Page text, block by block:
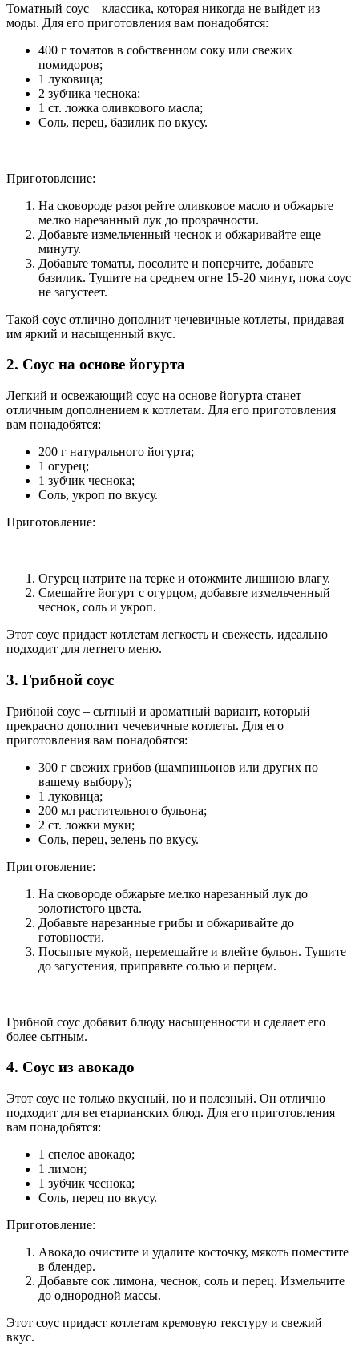
Томатный соус – классика, которая никогда не выйдет из
моды. Для его приготовления вам понадобятся:
400 г томатов в собственном соку или свежих
помидоров;
1 луковица;
2 зубчика чеснока;
1 ст. ложка оливкового масла;
Соль, перец, базилик по вкусу.
Приготовление:
На сковороде разогрейте оливковое масло и обжарьте
мелко нарезанный лук до прозрачности.
Добавьте измельченный чеснок и обжаривайте еще
минуту.
Добавьте томаты, посолите и поперчите, добавьте
базилик. Тушите на среднем огне 15-20 минут, пока соус
не загустеет.
Такой соус отлично дополнит чечевичные котлеты, придавая
им яркий и насыщенный вкус.
2. Соус на основе йогурта
Легкий и освежающий соус на основе йогурта станет
отличным дополнением к котлетам. Для его приготовления
вам понадобятся:
200 г натурального йогурта;
1 огурец;
1 зубчик чеснока;
Соль, укроп по вкусу.
Приготовление:
Огурец натрите на терке и отожмите лишнюю влагу.
Смешайте йогурт с огурцом, добавьте измельченный
чеснок, соль и укроп.
Этот соус придаст котлетам легкость и свежесть, идеально
подходит для летнего меню.
3. Грибной соус
Грибной соус – сытный и ароматный вариант, который
прекрасно дополнит чечевичные котлеты. Для его
приготовления вам понадобятся:
300 г свежих грибов (шампиньонов или других по
вашему выбору);
1 луковица;
200 мл растительного бульона;
2 ст. ложки муки;
Соль, перец, зелень по вкусу.
Приготовление:
На сковороде обжарьте мелко нарезанный лук до
золотистого цвета.
Добавьте нарезанные грибы и обжаривайте до
готовности.
Посыпьте мукой, перемешайте и влейте бульон. Тушите
до загустения, приправьте солью и перцем.
Грибной соус добавит блюду насыщенности и сделает его
более сытным.
4. Соус из авокадо
Этот соус не только вкусный, но и полезный. Он отлично
подходит для вегетарианских блюд. Для его приготовления
вам понадобятся:
1 спелое авокадо;
1 лимон;
1 зубчик чеснока;
Соль, перец по вкусу.
Приготовление:
Авокадо очистите и удалите косточку, мякоть поместите
в блендер.
Добавьте сок лимона, чеснок, соль и перец. Измельчите
до однородной массы.
Этот соус придаст котлетам кремовую текстуру и свежий
вкус.